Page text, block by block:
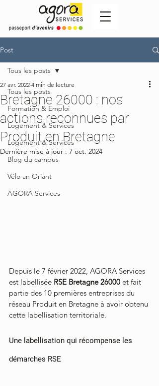
Post
Tous les posts
Formation & Emploi
Logement & Services
Logement & Services
Blog du campus
Vélo an Oriant
AGORA Services
Tous les posts
Bretagne 26000 : nos
actions reconnues par
Produit en Bretagne
27 avr. 2022 4 min de lecture
Dernière mise à jour : 7 oct. 2024
Depuis le 7 février 2022, AGORA Services
est labellisée RSE Bretagne 26000 et fait
partie des 10 premières entreprises du
réseau Produit en Bretagne à avoir obtenu
cette labellisation territoriale.
Une labellisation qui récompense les
démarches RSE